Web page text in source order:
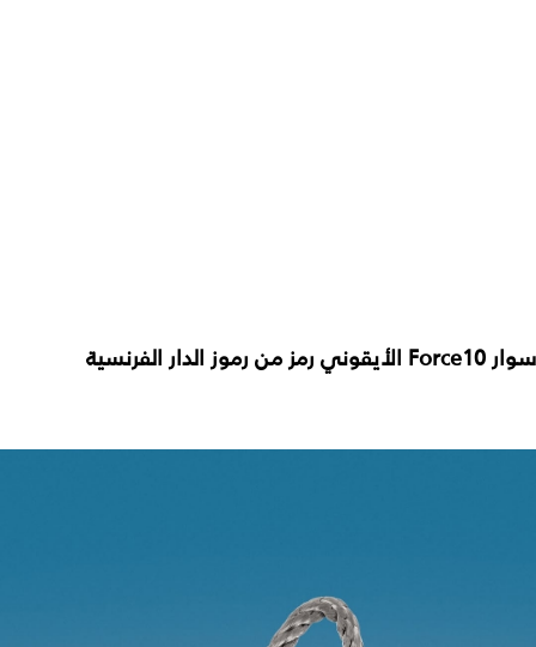
سوار Force10 الأيقوني رمز من رموز الدار الفرنسية